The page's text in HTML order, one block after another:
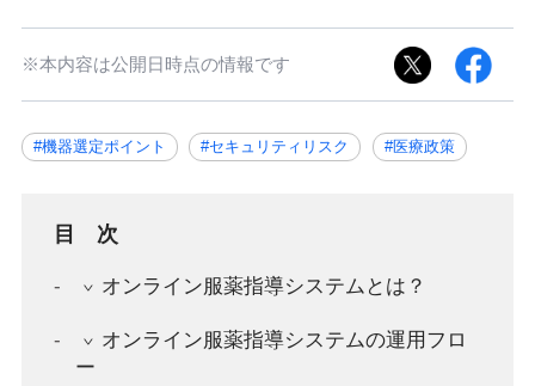
※本内容は公開日時点の情報です
#機器選定ポイント #セキュリティリスク #医療政策
目次
オンライン服薬指導システムとは？
オンライン服薬指導システムの運用フロ
ー